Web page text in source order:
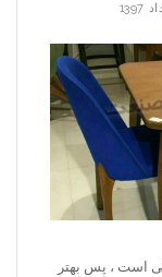
است ، پس بهتر